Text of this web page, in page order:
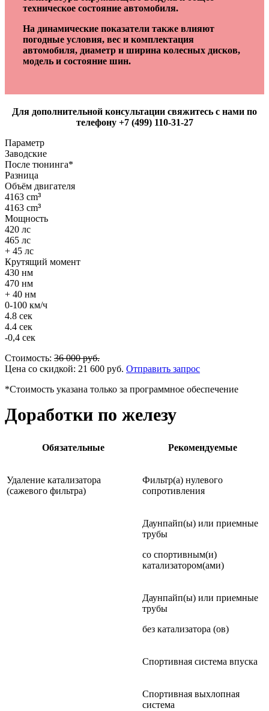
техническое состояние автомобиля.
На динамические показатели также влияют
погодные условия, вес и комплектация
автомобиля, диаметр и ширина колесных дисков,
модель и состояние шин.
Для дополнительной консультации свяжитесь с нами по
телефону +7 (499) 110-31-27
Параметр
Заводские
После тюнинга*
Разница
Объём двигателя
4163 cm³
4163 cm³
Мощность
420 лс
465 лс
+ 45 лс
Крутящий момент
430 нм
470 нм
+ 40 нм
0-100 км/ч
4.8 сек
4.4 сек
-0,4 сек
Стоимость: 36 000руб.
Цена со скидкой: 21 600 руб. Отправить запрос
*Стоимость указана только за программное обеспечение
Доработки по железу
Обязательные Рекомендуемые
Удаление катализатора
(сажевого фильтра)
Фильтр(а) нулевого
сопротивления
Даунпайп(ы) или приемные
трубы
со спортивным(и)
катализатором(ами)
Даунпайп(ы) или приемные
трубы
без катализатора (ов)
Спортивная система впуска
Спортивная выхлопная
система